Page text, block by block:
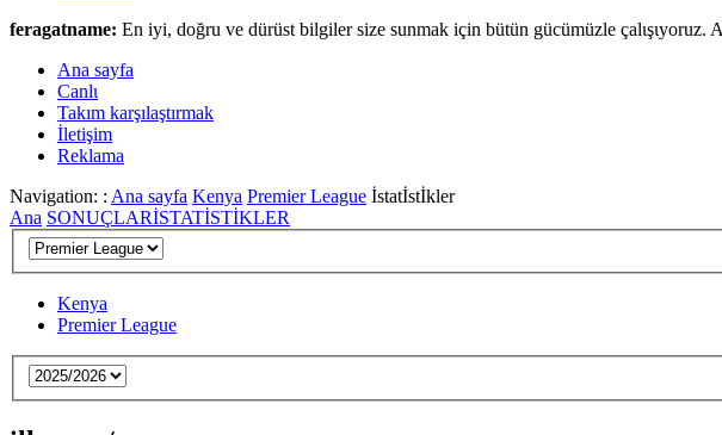
feragatname: En iyi, doğru ve dürüst bilgiler size sunmak için bütün gücümüzle çalιşιyoruz.
Ana sayfa
Canlι
Takım karşılaştırmak
İletişim
Reklama
Navigation: : Ana sayfa Kenya Premier League İstatİstİkler
Ana SONUÇLARİSTATİSTİKLER
Kenya
Premier League